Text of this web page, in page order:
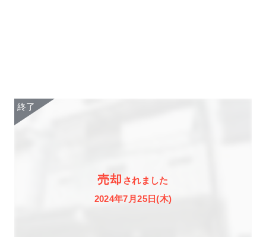
売却 されました
2024年7月25日(木)